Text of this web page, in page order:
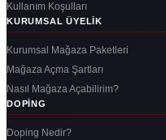
Kullanım Koşulları
KURUMSAL ÜYELIK
Kurumsal Mağaza Paketleri
Mağaza Açma Şartları
Nasıl Mağaza Açabilirim?
DOPING
Doping Nedir?